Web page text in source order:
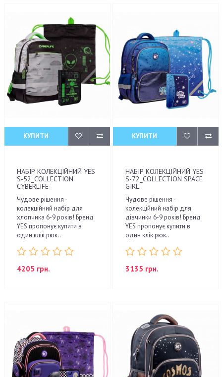
КУПИТИ
НАБІР КОЛЕКЦІЙНИЙ YES
S-52_COLLECTION
CYBERLIFE
Чудове рішення -
колекційний набір для
хлопчика 6-9 років! Бренд
YES пропонує купити в
один клік рюк..
4205 грн.
КУПИТИ
НАБІР КОЛЕКЦІЙНИЙ YES
S-72_COLLECTION SPACE
GIRL
Чудове рішення -
колекційний набір для
дівчинки 6-9 років! Бренд
YES пропонує купити в
один клік рюк..
3135 грн.